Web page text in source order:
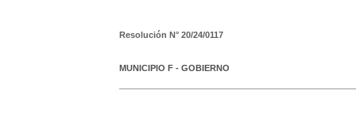
Resolución N° 20/24/0117
MUNICIPIO F - GOBIERNO